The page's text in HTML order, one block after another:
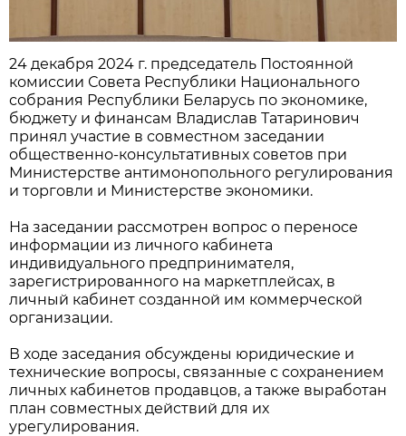
24 декабря 2024 г. председатель Постоянной
комиссии Совета Республики Национального
собрания Республики Беларусь по экономике,
бюджету и финансам Владислав Татаринович
принял участие в совместном заседании
общественно-консультативных советов при
Министерстве антимонопольного регулирования
и торговли и Министерстве экономики.
На заседании рассмотрен вопрос о переносе
информации из личного кабинета
индивидуального предпринимателя,
зарегистрированного на маркетплейсах, в
личный кабинет созданной им коммерческой
организации.
В ходе заседания обсуждены юридические и
технические вопросы, связанные с сохранением
личных кабинетов продавцов, а также выработан
план совместных действий для их
урегулирования.